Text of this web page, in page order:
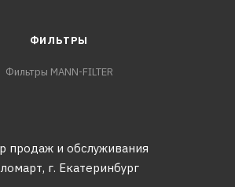
ФИЛЬТРЫ
Фильтры MANN-FILTER
продаж и обслуживания
г. Екатеринбург